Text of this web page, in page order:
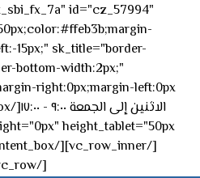
id="cz_57994"
15px;" sk_title="border-
bottom-width:2px;"
[/vc_row]